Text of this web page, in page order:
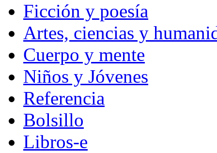
Ficción y poesía
Artes, ciencias y
Cuerpo y mente
Niños y Jóvenes
Referencia
Bolsillo
Libros-e